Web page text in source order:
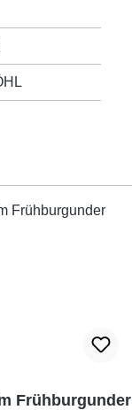
Frühburgunder